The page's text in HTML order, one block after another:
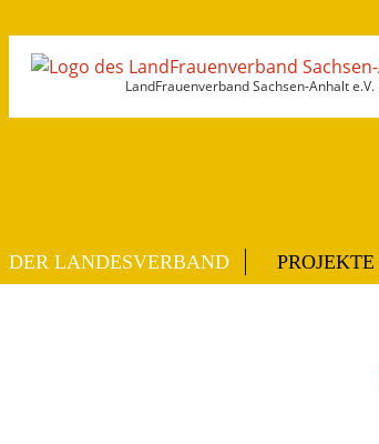
LandFrauenverband Sachsen-Anhalt e.V.
DER LANDESVERBAND PROJEKTE